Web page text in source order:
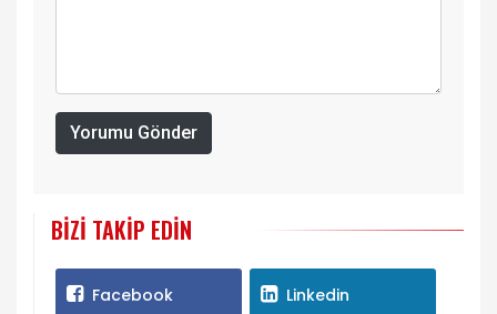
Yorumu Gönder
BIZI TAKIP EDIN
Facebook Linkedin